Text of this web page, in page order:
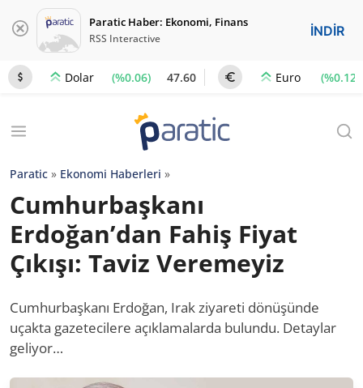
Paratic Haber: Ekonomi, Finans
RSS Interactive İNDİR
Dolar (%0.06) 47.60 Euro (%0.12)
Paratic » Ekonomi Haberleri »
Cumhurbaşkanı
Erdoğan’dan Fahiş Fiyat
Çıkışı: Taviz Veremeyiz
Cumhurbaşkanı Erdoğan, Irak ziyareti dönüşünde
uçakta gazetecilere açıklamalarda bulundu. Detaylar
geliyor…